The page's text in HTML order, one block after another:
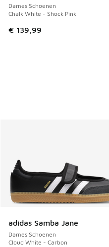
Dames Schoenen
Chalk White - Shock Pink
€ 139,99
adidas Samba Jane
Dames Schoenen
Cloud White - Carbon